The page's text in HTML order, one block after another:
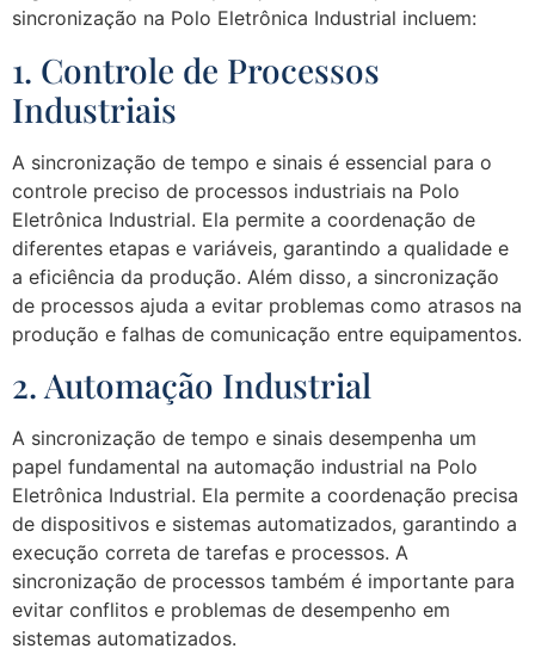
sincronização na Polo Eletrônica Industrial incluem:
1. Controle de Processos
Industriais
A sincronização de tempo e sinais é essencial para o
controle preciso de processos industriais na Polo
Eletrônica Industrial. Ela permite a coordenação de
diferentes etapas e variáveis, garantindo a qualidade e
a eficiência da produção. Além disso, a sincronização
de processos ajuda a evitar problemas como atrasos na
produção e falhas de comunicação entre equipamentos.
2. Automação Industrial
A sincronização de tempo e sinais desempenha um
papel fundamental na automação industrial na Polo
Eletrônica Industrial. Ela permite a coordenação precisa
de dispositivos e sistemas automatizados, garantindo a
execução correta de tarefas e processos. A
sincronização de processos também é importante para
evitar conflitos e problemas de desempenho em
sistemas automatizados.